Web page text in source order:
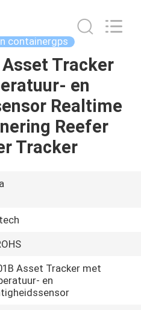
containergps
Tracker
en
Realtime
Reefer
Tracker
Asset Tracker met
en